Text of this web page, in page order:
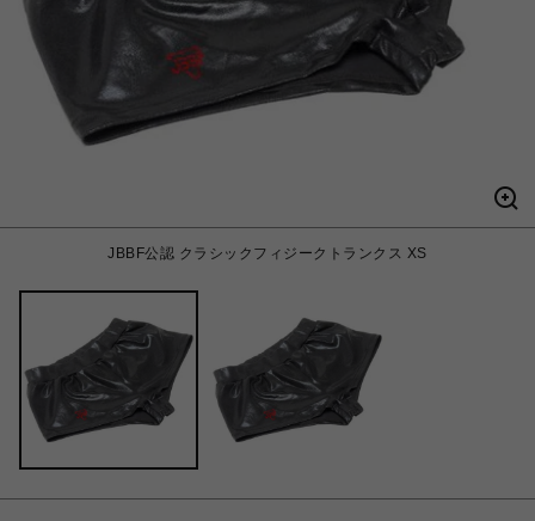
JBBF公認 クラシックフィジークトランクス XS